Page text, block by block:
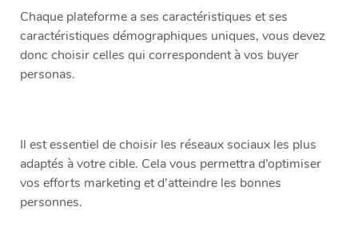
Chaque plateforme a ses caractéristiques et ses
caractéristiques démographiques uniques, vous devez
donc choisir celles qui correspondent à vos buyer
personas.
Il est essentiel de choisir les réseaux sociaux les plus
adaptés à votre cible. Cela vous permettra d’optimiser
vos efforts marketing et d’atteindre les bonnes
personnes.